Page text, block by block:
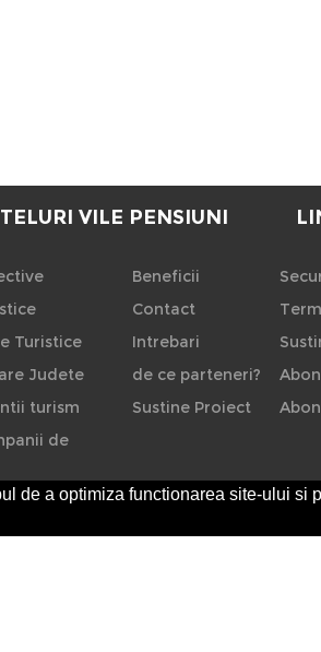
de a optimiza functionarea site-ului si
VILE PENSIUNI
Turistice
Judete
turism
de
a car
Beneficii
Contact
Intrebari
de ce parteneri?
Sustine Proiect